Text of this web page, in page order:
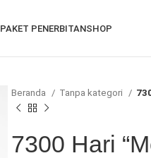
PAKET PENERBITANSHOP
Beranda Tanpa kategori
7300 Hari